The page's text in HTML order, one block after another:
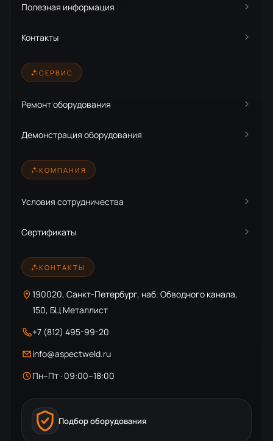
Полезная информация
Контакты
СЕРВИС
Ремонт оборудования
Демонстрация оборудования
КОМПАНИЯ
Условия сотрудничества
Сертификаты
КОНТАКТЫ
190020, Санкт-Петербург, наб. Обводного канала,
150, БЦ Металлист
+7 (812) 495-99-20
info@aspectweld.ru
Пн–Пт · 09:00–18:00
Подбор оборудования